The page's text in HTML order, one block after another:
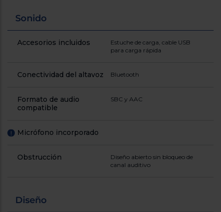
Sonido
Accesorios incluidos
Estuche de carga, cable USB
para carga rápida
Conectividad del altavoz Bluetooth
Formato de audio
compatible
SBC y AAC
! Micrófono incorporado
Obstrucción
Diseño abierto sin bloqueo de
canal auditivo
Diseño